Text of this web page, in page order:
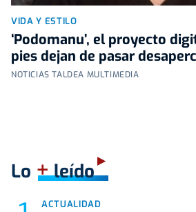
VIDA Y ESTILO
‘Podomanu’, el proyecto
pies dejan de pasar
NOTICIAS TALDEA MULTIMEDIA
Lo +leído
ACTUALIDAD